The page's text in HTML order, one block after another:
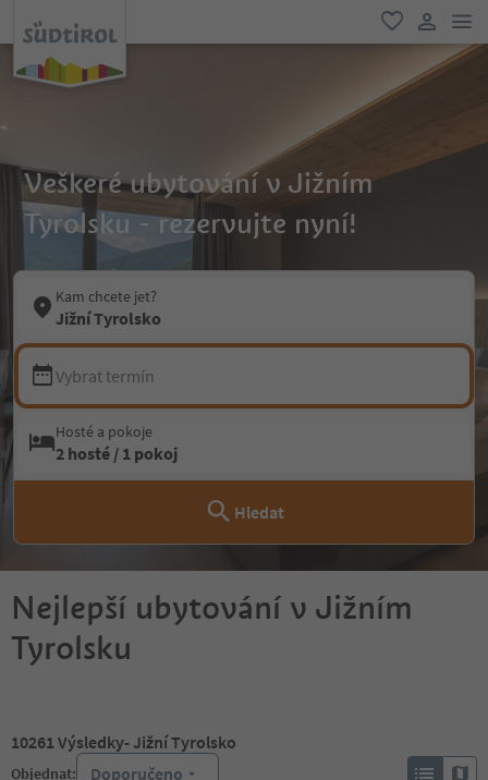
oblíbené
Veškeré ubytování v Jižním
Tyrolsku - rezervujte nyní!
Kam chcete jet?
Jižní Tyrolsko
Vybrat termín
Hosté a pokoje
2 hosté / 1 pokoj
Hledat
Nejlepší ubytování v Jižním
Tyrolsku
10261 Výsledky- Jižní Tyrolsko
Objednat: Doporučeno